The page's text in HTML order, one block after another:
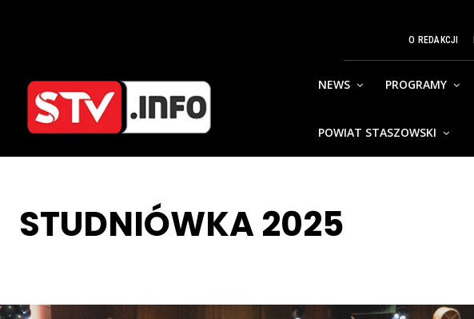
O REDAKCJI
NEWS PROGRAMY
POWIAT STASZOWSKI
STUDNIÓWKA 2025